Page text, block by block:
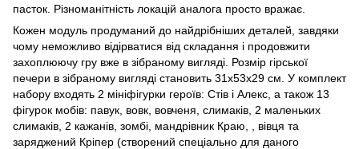
пасток. Різноманітність локацій аналога просто вражає.
Кожен модуль продуманий до найдрібніших деталей, завдяки
чому неможливо відірватися від складання і продовжити
захоплюючу гру вже в зібраному вигляді. Розмір гірської
печери в зібраному вигляді становить 31х53х29 см. У комплект
набору входять 2 мініфігурки героїв: Стів і Алекс, а також 13
фігурок мобів: павук, вовк, вовченя, слимаків, 2 маленьких
слимаків, 2 кажанів, зомбі, мандрівник Краю, , вівця та
заряджений Кріпер (створений спеціально для даного